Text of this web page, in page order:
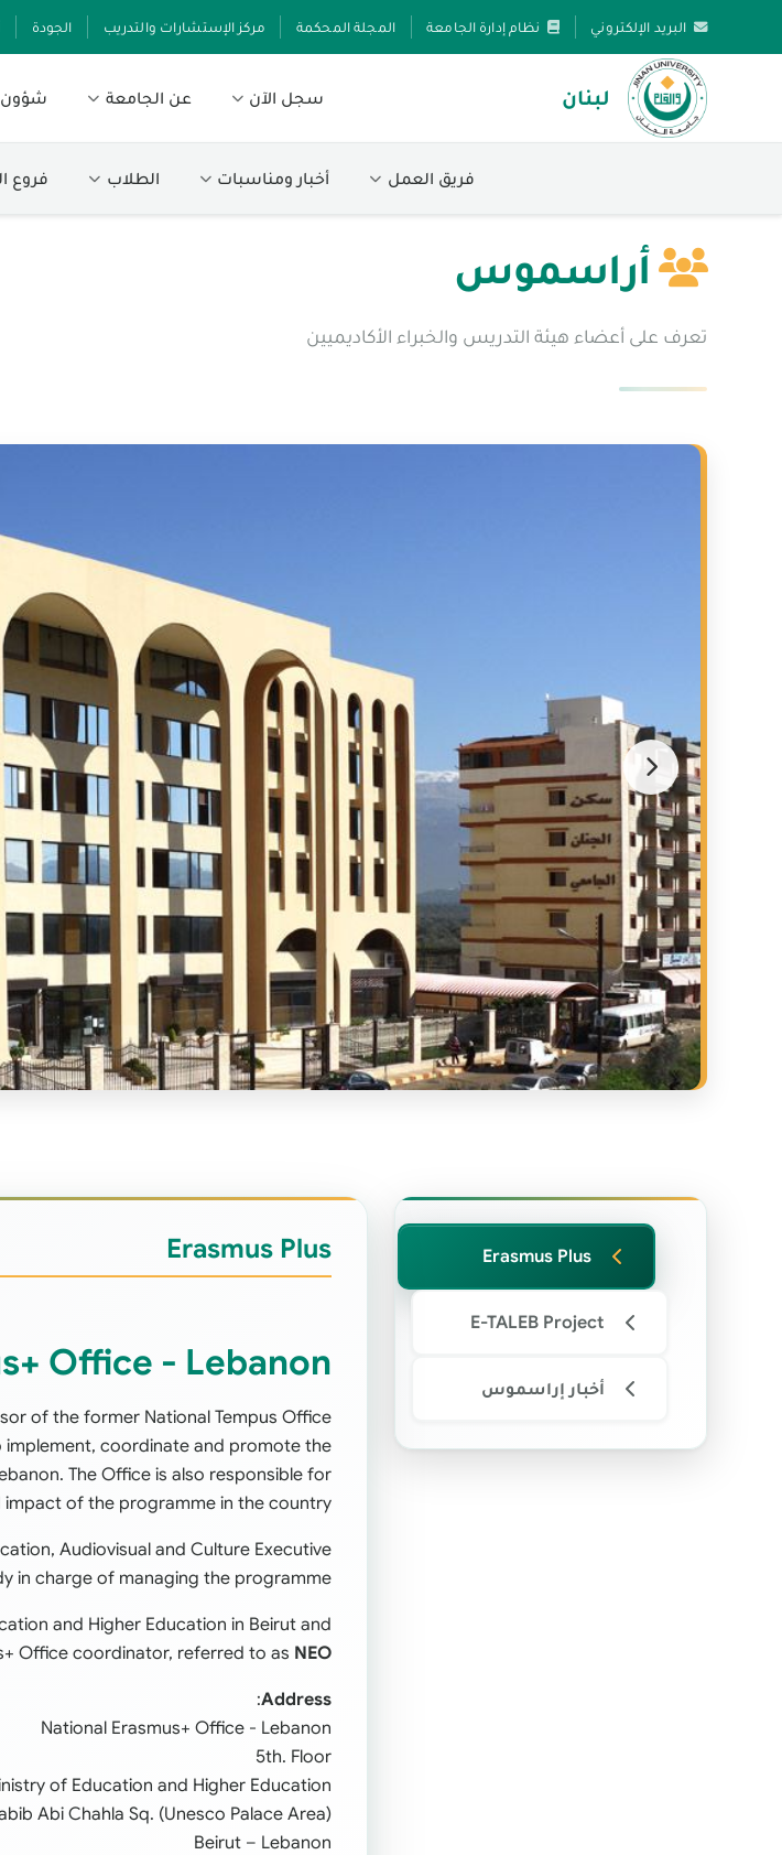
البريد الإلكتروني نظام إدارة الجامعة المجلة المحكمة مركز الإستشارات والتدريب الجودة
لبنان سجل الآن عن الجامعة شؤون
فريق العمل أخبار ومناسبات الطلاب فروع
أراسموس
تعرف على أعضاء هيئة التدريس والخبراء الأكاديميين
Erasmus Plus
E-TALEB Project
أخبار إراسموس
Erasmus Plus
Office - Lebanon
of the former National Tempus Office
implement, coordinate and promote the
The Office is also responsible for
of the programme in the country.
Audiovisual and Culture Executive
in charge of managing the programme.
and Higher Education in Beirut and
Office coordinator, referred to as NEO
Address
:
National Erasmus+ Office - Lebanon
5th. Floor
of Education and Higher Education
Abi Chahla Sq. (Unesco Palace Area)
Beirut – Lebanon